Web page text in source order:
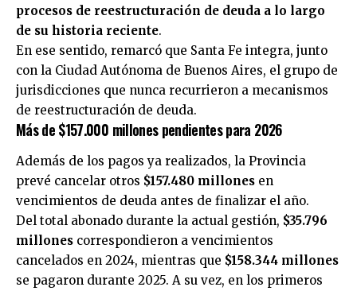
procesos de reestructuración de deuda a lo largo
de su historia reciente.
En ese sentido, remarcó que Santa Fe integra, junto
con la Ciudad Autónoma de Buenos Aires, el grupo de
jurisdicciones que nunca recurrieron a mecanismos
de reestructuración de deuda.
Más de $157.000 millones pendientes para 2026
Además de los pagos ya realizados, la Provincia
prevé cancelar otros $157.480 millones en
vencimientos de deuda antes de finalizar el año.
Del total abonado durante la actual gestión, $35.796
millones correspondieron a vencimientos
cancelados en 2024, mientras que $158.344 millones
se pagaron durante 2025. A su vez, en los primeros